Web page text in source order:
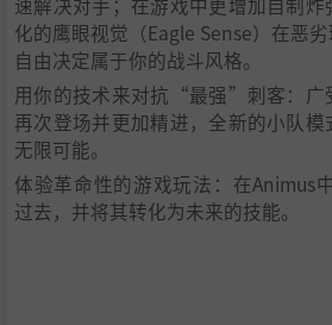
化的鹰眼视觉（Eagle Sense）在恶
自由决定属于你的战斗风格。
用你的技术来对抗“最强”刺客：广
再次登场并更加精进，全新的小队
无限可能。
体验革命性的游戏玩法：在Animus
过去，并将其转化为未来的技能。